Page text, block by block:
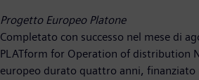
Progetto Europeo Platone
Completato con successo nel mese di
PLATform for Operation of distribution
europeo durato quattro anni, finanziato